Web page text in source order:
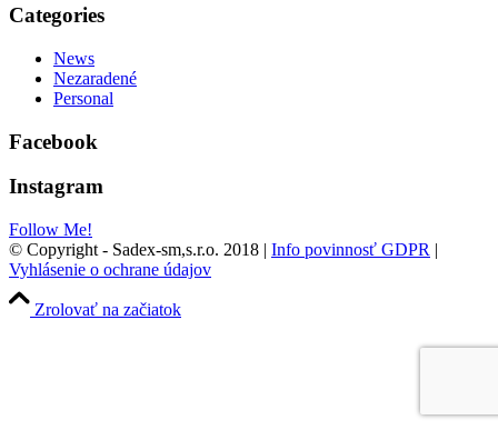
Categories
News
Nezaradené
Personal
Facebook
Instagram
Follow Me!
© Copyright - Sadex-sm,s.r.o. 2018 | Info povinnosť GDPR |
Vyhlásenie o ochrane údajov
Zrolovať na začiatok